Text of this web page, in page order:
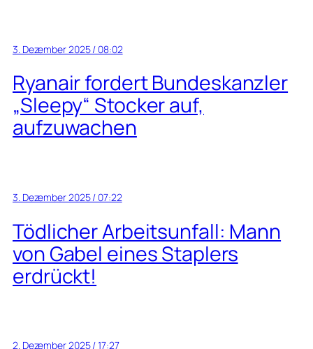
3. Dezember 2025 / 08:02
Ryanair fordert Bundeskanzler
„Sleepy“ Stocker auf,
aufzuwachen
3. Dezember 2025 / 07:22
Tödlicher Arbeitsunfall: Mann
von Gabel eines Staplers
erdrückt!
2. Dezember 2025 / 17:27